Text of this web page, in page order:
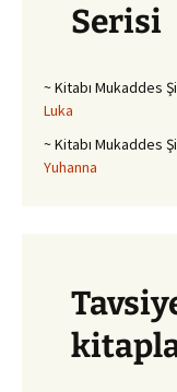
Serisi
~ Kitabı Mukaddes
Luka
~ Kitabı Mukaddes
Yuhanna